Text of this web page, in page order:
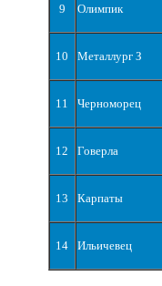
9 Олимпик
10 Металлург З
11 Черноморец
12 Говерла
13 Карпаты
14 Ильичевец